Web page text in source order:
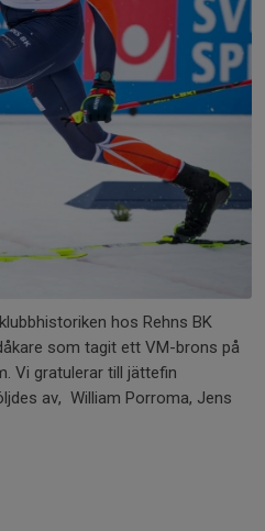
hos Rehns BK
som tagit ett VM-brons på
Vi gratulerar till jättefin
av, William Porroma, Jens